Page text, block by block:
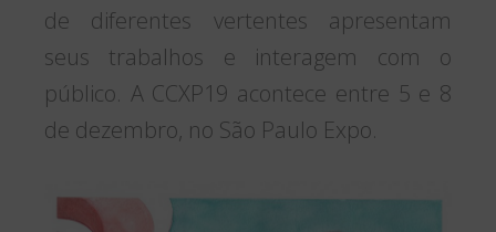
de diferentes vertentes apresentam
seus trabalhos e interagem com o
público. A CCXP19 acontece entre 5 e 8
de dezembro, no São Paulo Expo.